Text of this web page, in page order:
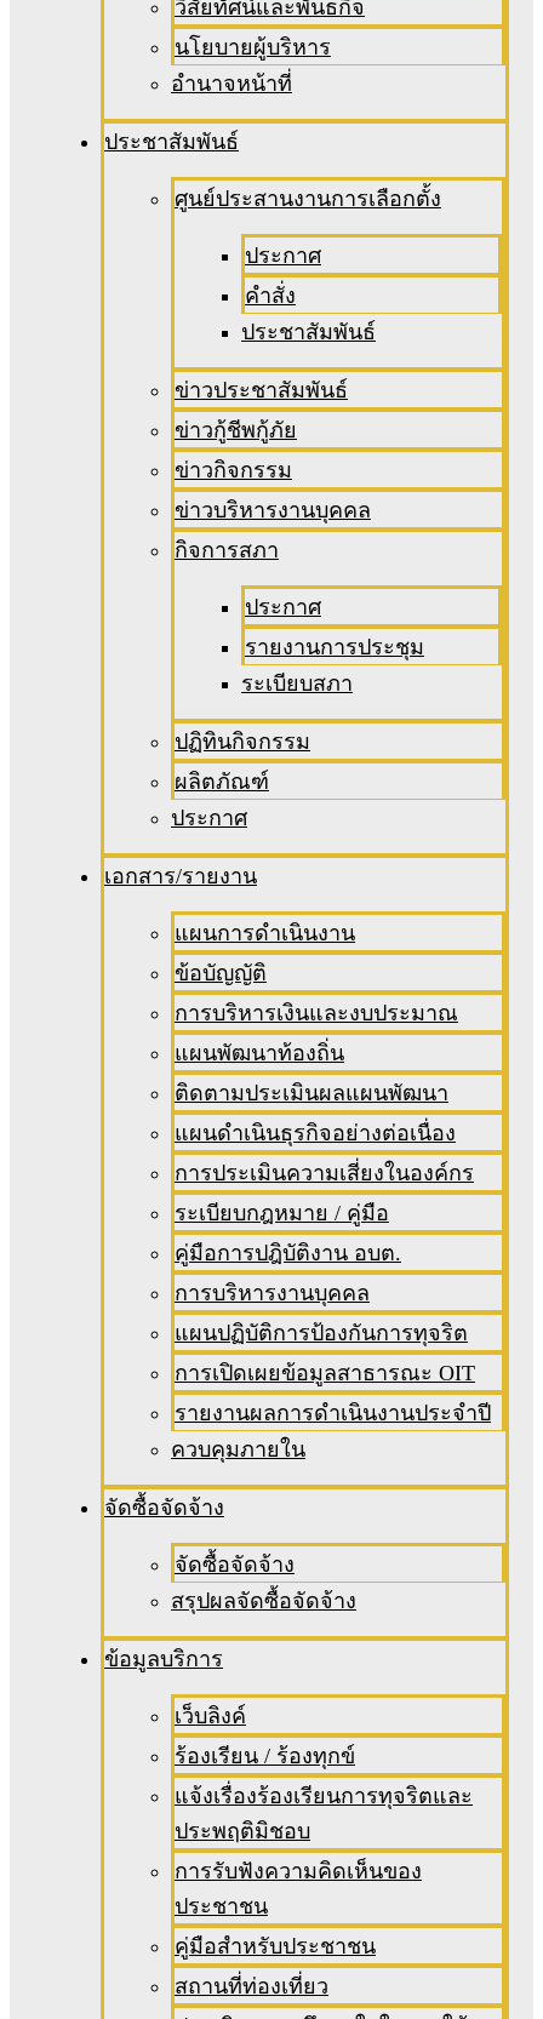
วิสัยทัศน์และพันธกิจ
นโยบายผู้บริหาร
อํานาจหน้าที่
ประชาสัมพันธ์
ศูนย์ประสานงานการเลือกตั้ง
ประกาศ
คำสั่ง
ประชาสัมพันธ์
ข่าวประชาสัมพันธ์
ข่าวกู้ชีพกู้ภัย
ข่าวกิจกรรม
ข่าวบริหารงานบุคคล
กิจการสภา
ประกาศ
รายงานการประชุม
ระเบียบสภา
ปฏิทินกิจกรรม
ผลิตภัณฑ์
ประกาศ
เอกสาร/รายงาน
แผนการดำเนินงาน
ข้อบัญญัติ
การบริหารเงินและงบประมาณ
แผนพัฒนาท้องถิ่น
ติดตามประเมินผลแผนพัฒนา
แผนดำเนินธุรกิจอย่างต่อเนื่อง
การประเมินความเสี่ยงในองค์กร
ระเบียบกฎหมาย / คู่มือ
คู่มือการปฎิบัติงาน อบต.
การบริหารงานบุคคล
แผนปฏิบัติการป้องกันการทุจริต
การเปิดเผยข้อมูลสาธารณะ OIT
รายงานผลการดำเนินงานประจำปี
ควบคุมภายใน
จัดซื้อจัดจ้าง
จัดซื้อจัดจ้าง
สรุปผลจัดซื้อจัดจ้าง
ข้อมูลบริการ
เว็บลิงค์
ร้องเรียน / ร้องทุกข์
แจ้งเรื่องร้องเรียนการทุจริตและ
ประพฤติมิชอบ
การรับฟังความคิดเห็นของ
ประชาชน
คู่มือสำหรับประชาชน
สถานที่ท่องเที่ยว